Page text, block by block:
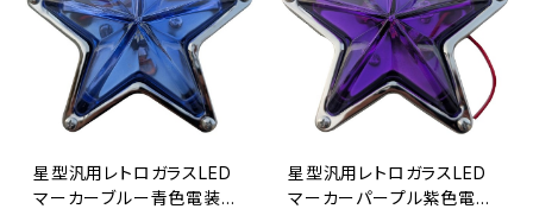
星型汎用レトロガラスLED
マーカーブルー青色電装電
星型汎用レトロガラスLED
マーカーパープル紫色電装